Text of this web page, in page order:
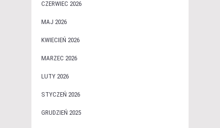
CZERWIEC 2026
MAJ 2026
KWIECIEŃ 2026
MARZEC 2026
LUTY 2026
STYCZEŃ 2026
GRUDZIEŃ 2025